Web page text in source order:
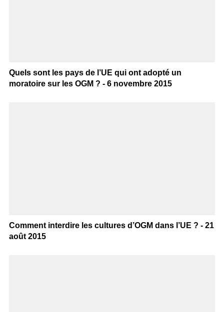
Quels sont les pays de l’UE qui ont adopté un
moratoire sur les OGM ? - 6 novembre 2015
Comment interdire les cultures d’OGM dans l’UE ? - 21
août 2015